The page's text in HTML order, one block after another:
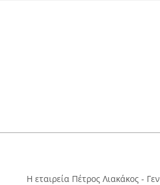
Η εταιρεία Πέτρος Λιακάκος -